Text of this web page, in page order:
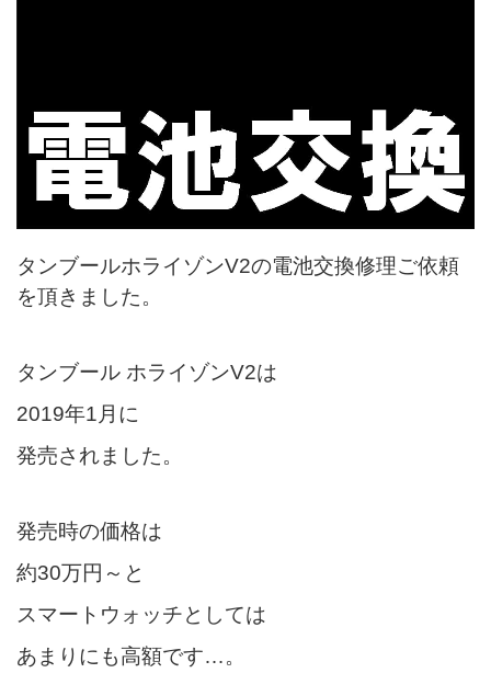
タンブールホライゾンV2の電池交換修理ご依頼
を頂きました。
タンブール ホライゾンV2は
2019年1月に
発売されました。
発売時の価格は
約30万円～と
スマートウォッチとしては
あまりにも高額です…。